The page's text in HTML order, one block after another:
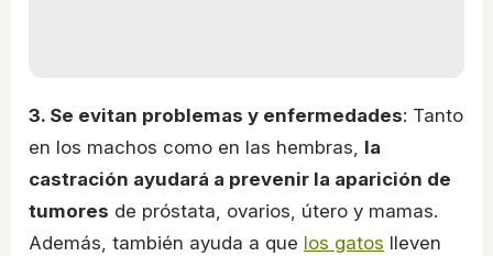
3. Se evitan problemas y enfermedades: Tanto
en los machos como en las hembras, la
castración ayudará a prevenir la aparición de
tumores de próstata, ovarios, útero y mamas.
Además, también ayuda a que los gatos lleven